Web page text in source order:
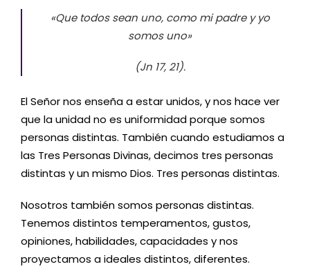
«Que todos sean uno, como mi padre y yo
somos uno»
(Jn 17, 21).
El Señor nos enseña a estar unidos, y nos hace ver
que la unidad no es uniformidad porque somos
personas distintas. También cuando estudiamos a
las Tres Personas Divinas, decimos tres personas
distintas y un mismo Dios. Tres personas distintas.
Nosotros también somos personas distintas.
Tenemos distintos temperamentos, gustos,
opiniones, habilidades, capacidades y nos
proyectamos a ideales distintos, diferentes.